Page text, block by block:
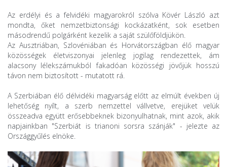
Az erdélyi és a felvidéki magyarokról szólva Kövér László azt
mondta, őket nemzetbiztonsági kockázatként, sok esetben
másodrendű polgárként kezelik a saját szülőföldjükön.
Az Ausztriában, Szlovéniában és Horvátországban élő magyar
közösségek életviszonyai jelenleg jogilag rendezettek, ám
alacsony lélekszámukból fakadóan közösségi jövőjük hosszú
távon nem biztosított - mutatott rá.
A Szerbiában élő délvidéki magyarság előtt az elmúlt években új
lehetőség nyílt, a szerb nemzettel vállvetve, erejüket velük
összeadva együtt erősebbeknek bizonyulhatnak, mint azok, akik
napjainkban "Szerbiát is trianoni sorsra szánják" - jelezte az
Országgyűlés elnöke.